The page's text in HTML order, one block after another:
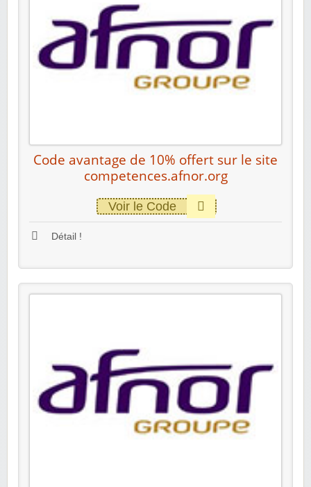
Code avantage de 10% offert sur le site
competences.afnor.org
Voir le Code
Détail !